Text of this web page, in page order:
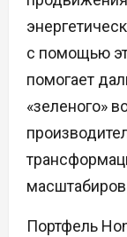
с помощью
помогает
«зеленого»
Портфель